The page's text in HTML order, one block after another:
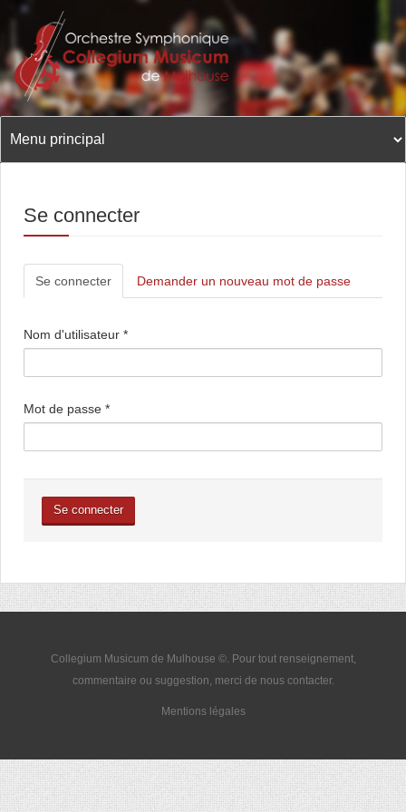
Aller
contenu
principal
Se connecter
Onglets
principaux
Se connecter (onglet
actif)
Demander un nouveau mot de passe
Nom d'utilisateur *
Mot de passe *
Se connecter
Collegium Musicum de Mulhouse ©. Pour tout renseignement,
commentaire ou suggestion, merci de nous contacter.
Mentions légales